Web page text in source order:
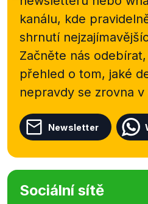
kanálu, kde
shrnutí
Začněte nás
přehled o tom, jaké
nepravdy se zrovna
Newsletter
Sociální sítě